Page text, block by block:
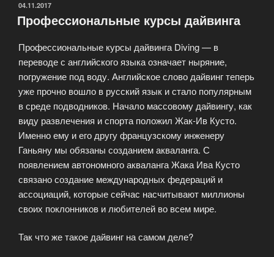
ОПУБЛИКОВАНО
04.11.2017
Профессиональные курсы дайвинга
Профессиональные курсы дайвинга Diving — в
переводе с английского языка означает ныряние,
погружение под воду. Английское слово дайвинг теперь
уже прочно вошло в русский язык и стало популярным
в среде подводников. Начало массовому дайвингу, как
виду развлечения и спорта положил Жак-Ив Кусто.
Именно ему и его другу французскому инженеру
Ганьяну мы обязаны созданием акваланга. С
появлением автономного акваланга Жака Ива Кусто
связано создание международных федераций и
ассоциаций, которые сейчас насчитывают миллионы
своих поклонников и любителей во всем мире.
Так что же такое дайвинг на самом деле?